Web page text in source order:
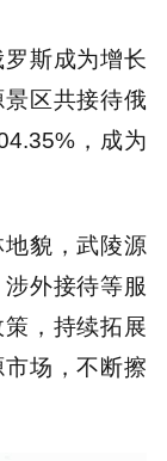
斯成为增长
区共接待俄
，成为
貌，武陵源
外接待等服
，持续拓展
场，不断擦